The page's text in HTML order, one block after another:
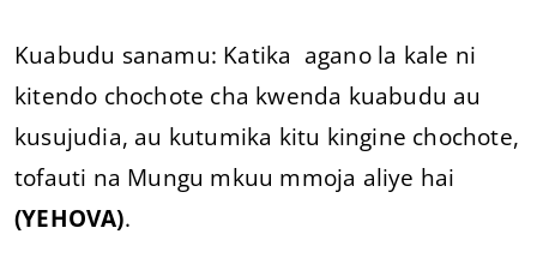
Kuabudu sanamu: Katika agano la kale ni
kitendo chochote cha kwenda kuabudu au
kusujudia, au kutumika kitu kingine chochote,
tofauti na Mungu mkuu mmoja aliye hai
(YEHOVA).